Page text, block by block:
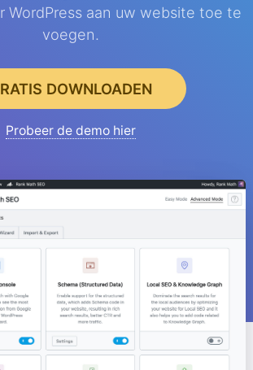
WordPress aan uw website toe te
voegen.
DOWNLOADEN
Probeer de demo hier